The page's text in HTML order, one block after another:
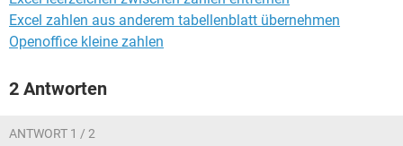
Excel zahlen aus anderem tabellenblatt übernehmen
Openoffice kleine zahlen
2 Antworten
ANTWORT 1 / 2